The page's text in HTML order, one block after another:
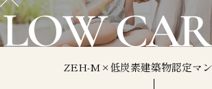
ACTIVATION
名谷活性化プラン
ZEH-M / Low
次世代マン
OWNER'S
LOWCAR
ZEH-M×低炭素建築物認定マ